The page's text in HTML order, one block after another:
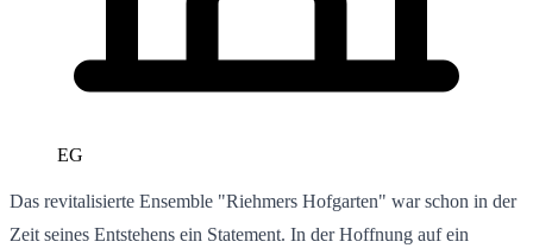
EG
Das revitalisierte Ensemble "Riehmers Hofgarten" war schon in der
Zeit seines Entstehens ein Statement. In der Hoffnung auf ein